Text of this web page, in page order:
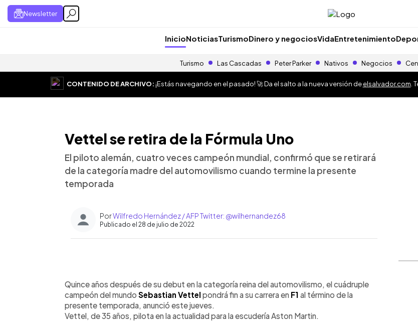
Newsletter
InicioNoticiasTurismoDinero y negociosVidaEntretenimiento
Turismo Las Cascadas Peter Parker Nativos Negocios
CONTENIDO DE ARCHIVO:¡Estás navegando en el pasado! 🚀 Da el salto a la nueva versión deelsalvador.com .
Vettel se retira de la Fórmula Uno
El piloto alemán, cuatro veces campeón mundial, confirmó que se retirará
de la categoría madre del automovilismo cuando termine la presente
temporada
PorWilfredo Hernández / AFP Twitter: @wilhernandez68
Publicado el 28 de julio de 2022
► Escuchar artículo
Quince años después de su debut en la categoría reina del automovilismo, el cuádruple
campeón del mundo Sebastian Vettel pondrá fin a su carrera en F1 al término de la
presente temporada, anunció este jueves.
Vettel, de 35 años, pilota en la actualidad para la escudería Aston Martin.